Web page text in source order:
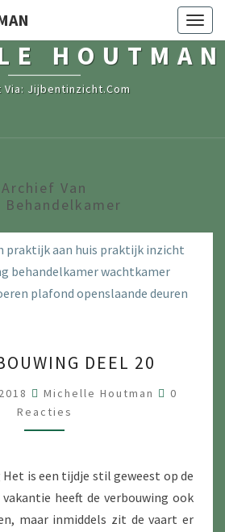
HOUTMAN
Via: Jijbentinzicht.com
Archief Van
Behandelkamer
VERBOUWING
DEEL
20
DEEL 20
Michelle Houtman Reacties
0
Reacties
is een tijdje stil geweest op de
heeft de verbouwing ook
maar inmiddels zit de vaart er